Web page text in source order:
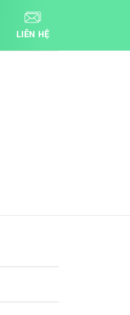
LIÊN HỆ